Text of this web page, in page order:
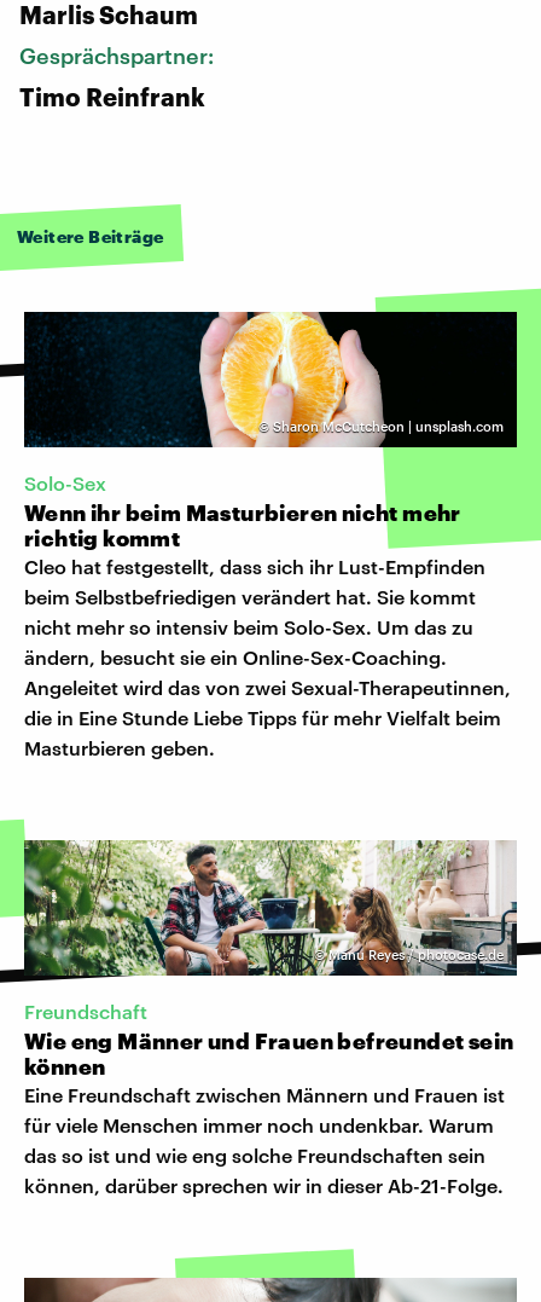
Marlis Schaum
Gesprächspartner:
Timo Reinfrank
Weitere Beiträge
© Sharon McCutcheon | unsplash.com
Solo-Sex
Wenn ihr beim Masturbieren nicht mehr
richtig kommt
Cleo hat festgestellt, dass sich ihr Lust-Empfinden
beim Selbstbefriedigen verändert hat. Sie kommt
nicht mehr so intensiv beim Solo-Sex. Um das zu
ändern, besucht sie ein Online-Sex-Coaching.
Angeleitet wird das von zwei Sexual-Therapeutinnen,
die in Eine Stunde Liebe Tipps für mehr Vielfalt beim
Masturbieren geben.
©Manu Reyes / photocase.de
Freundschaft
Wie eng Männer und Frauen befreundet sein
können
Eine Freundschaft zwischen Männern und Frauen ist
für viele Menschen immer noch undenkbar. Warum
das so ist und wie eng solche Freundschaften sein
können, darüber sprechen wir in dieser Ab-21-Folge.